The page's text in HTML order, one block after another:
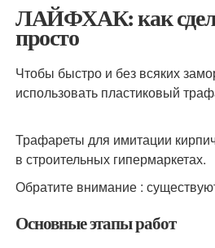
ЛАЙФХАК: как
просто
Чтобы быстро и без всяких
использовать пластиковый
Трафареты для имитации
в строительных гипермаркетах.
Обратите внимание :
Основные этапы работ